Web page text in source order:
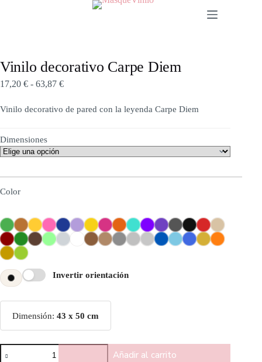
Vinilo decorativo Carpe Diem
17,20 € - 63,87 €
Vinilo decorativo de pared con la leyenda Carpe Diem
Dimensiones
Color
Invertir orientación
Dimensión: 43 x 50 cm
Añadir al carrito